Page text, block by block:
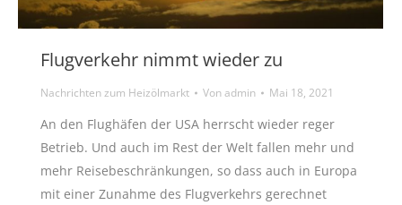
Flugverkehr nimmt wieder zu
Nachrichten zum Heizölmarkt Vonadmin Mai 18, 2021
An den Flughäfen der USA herrscht wieder reger
Betrieb. Und auch im Rest der Welt fallen mehr und
mehr Reisebeschränkungen, so dass auch in Europa
mit einer Zunahme des Flugverkehrs gerechnet